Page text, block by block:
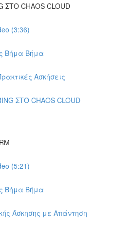
ΣΤΟ CHAOS CLOUD
(3:36)
Βήμα Βήμα
Ασκήσεις
ΣΤΟ CHAOS CLOUD
(5:21)
Βήμα Βήμα
Άσκησης με Απάντηση